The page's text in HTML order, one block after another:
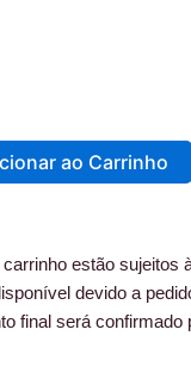
ao Carrinho
estão sujeitos
devido a
final será confirmado